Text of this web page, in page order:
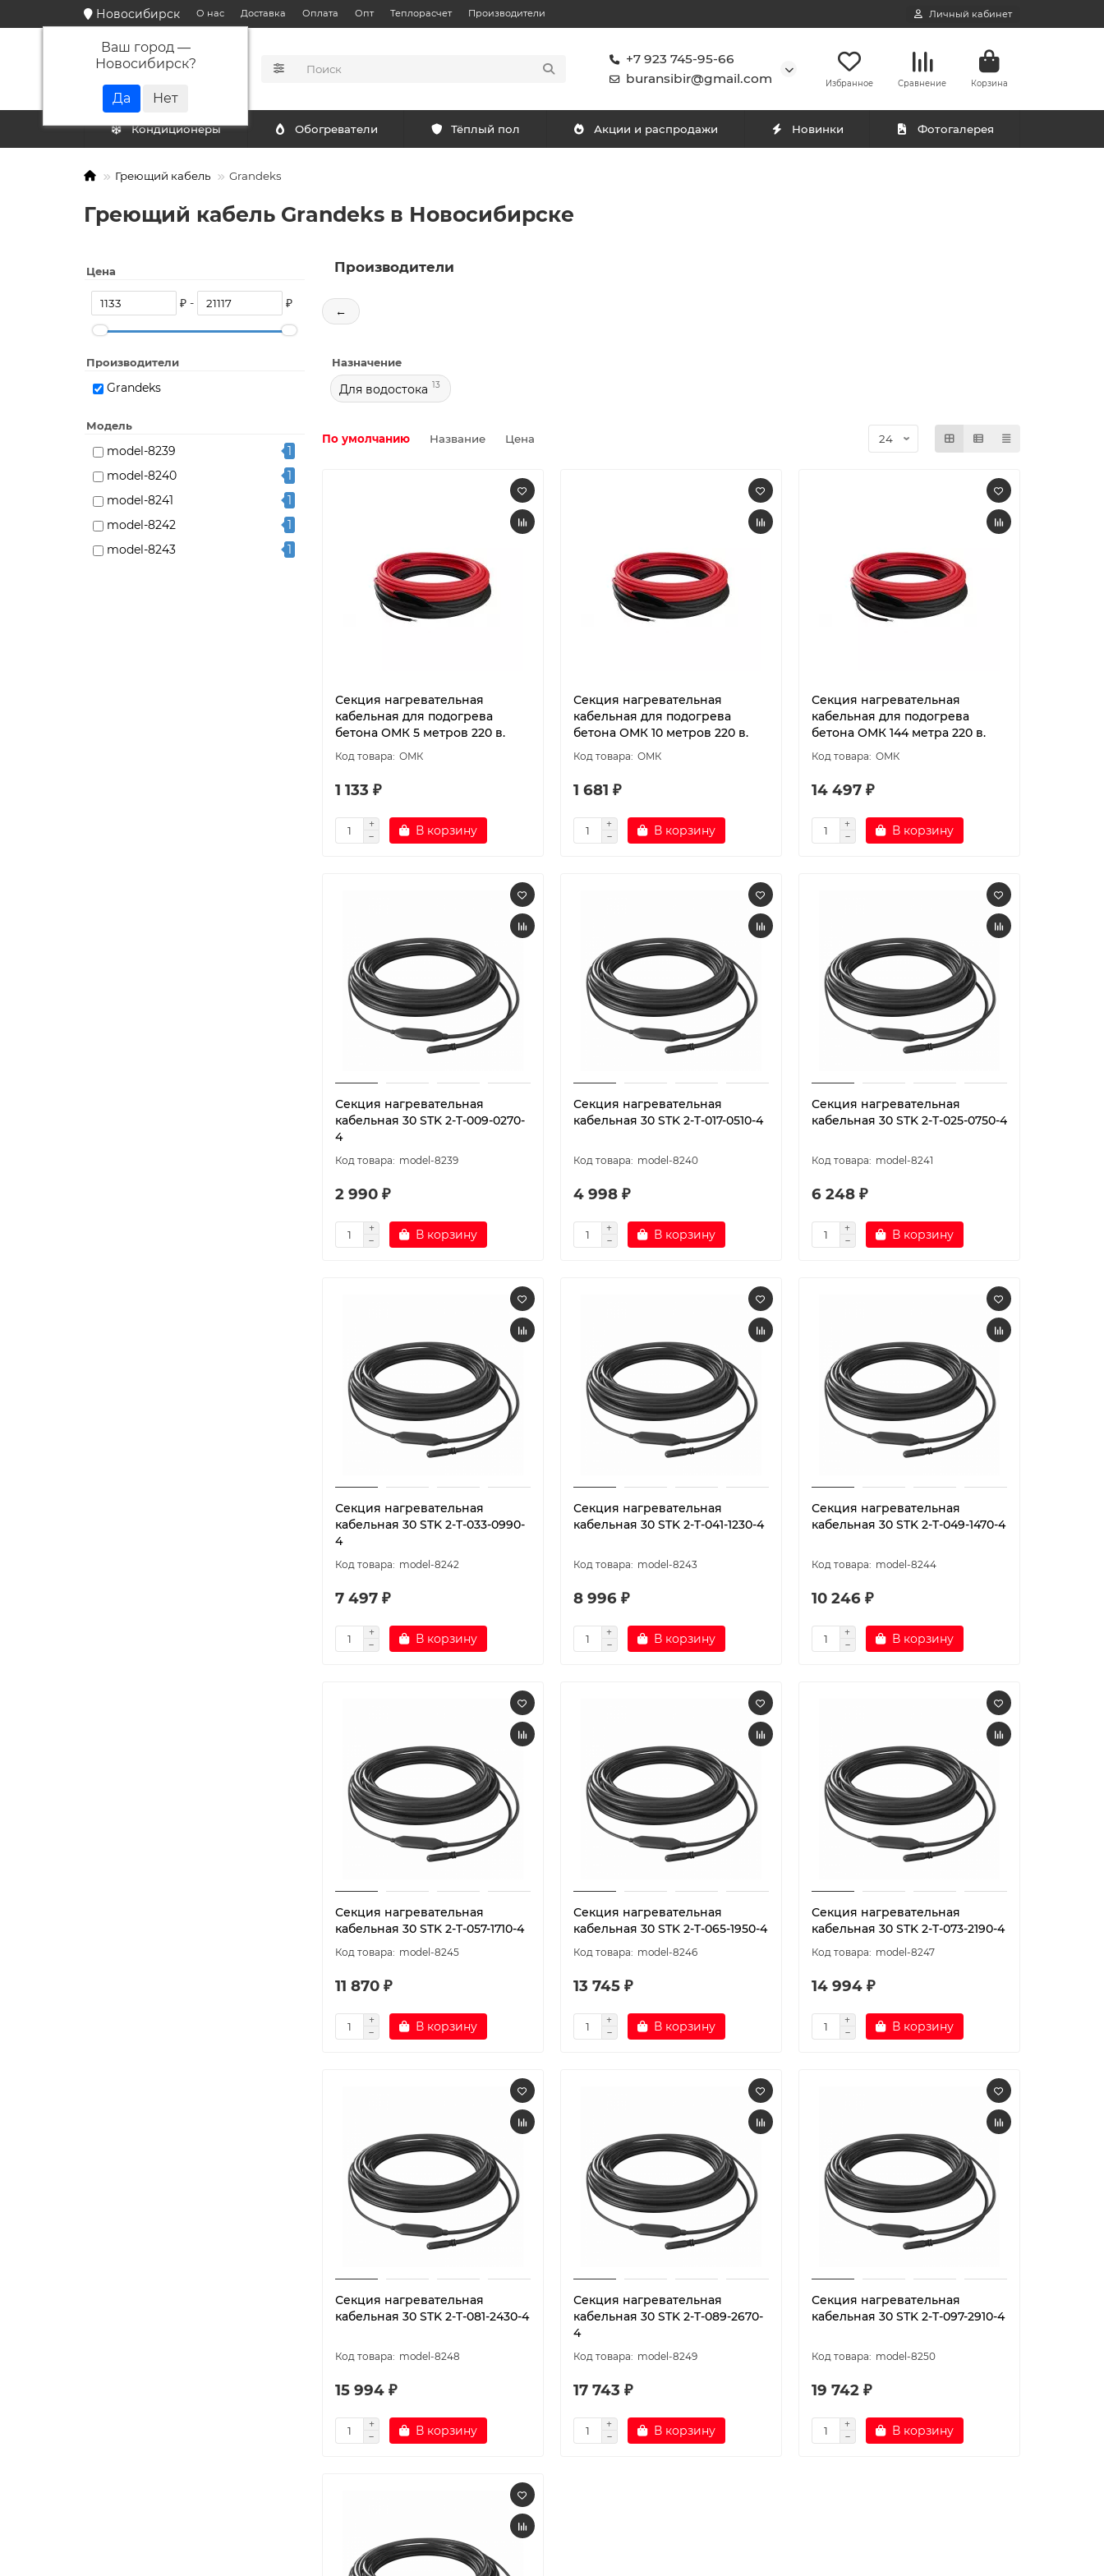
Новосибирск
Ваш город —
Новосибирск?
О нас Доставка Оплата Опт Теплорасчет Производители Личный кабинет
КАТАЛОГ
+7 923 745-95-66
buransibir@gmail.com
Избранное Сравнение Корзина
Кондиционеры Обогреватели Тёплый пол Акции и распродажи Новинки Фотогалерея
Греющий кабель Grandeks
Греющий кабель Grandeks в Новосибирске
Цена
₽ - ₽
Производители
Grandeks
Модель
model-8239
1
model-8240
1
model-8241
1
model-8242
1
model-8243
1
Производители
←
Назначение
Для водостока 13
По умолчанию Название Цена
Секция нагревательная
кабельная для подогрева
бетона ОМК 5 метров 220 в.
ОМК
1 133 ₽
В корзину
Секция нагревательная
кабельная для подогрева
бетона ОМК 10 метров 220 в.
ОМК
1 681 ₽
В корзину
Секция нагревательная
кабельная для подогрева
бетона ОМК 144 метра 220 в.
ОМК
14 497 ₽
В корзину
Секция нагревательная
кабельная 30 STK 2-T-009-0270-
4
model-8239
2 990 ₽
В корзину
Секция нагревательная
кабельная 30 STK 2-T-017-0510-4
model-8240
4 998 ₽
В корзину
Секция нагревательная
кабельная 30 STK 2-T-025-0750-4
model-8241
6 248 ₽
В корзину
Секция нагревательная
кабельная 30 STK 2-T-033-0990-
4
model-8242
7 497 ₽
В корзину
Секция нагревательная
кабельная 30 STK 2-T-041-1230-4
model-8243
8 996 ₽
В корзину
Секция нагревательная
кабельная 30 STK 2-T-049-1470-4
model-8244
10 246 ₽
В корзину
Секция нагревательная
кабельная 30 STK 2-T-057-1710-4
model-8245
11 870 ₽
В корзину
Секция нагревательная
кабельная 30 STK 2-T-065-1950-4
model-8246
13 745 ₽
В корзину
Секция нагревательная
кабельная 30 STK 2-T-073-2190-4
model-8247
14 994 ₽
В корзину
Секция нагревательная
кабельная 30 STK 2-T-081-2430-4
model-8248
15 994 ₽
В корзину
Секция нагревательная
кабельная 30 STK 2-T-089-2670-
4
model-8249
17 743 ₽
В корзину
Секция нагревательная
кабельная 30 STK 2-T-097-2910-4
model-8250
19 742 ₽
В корзину